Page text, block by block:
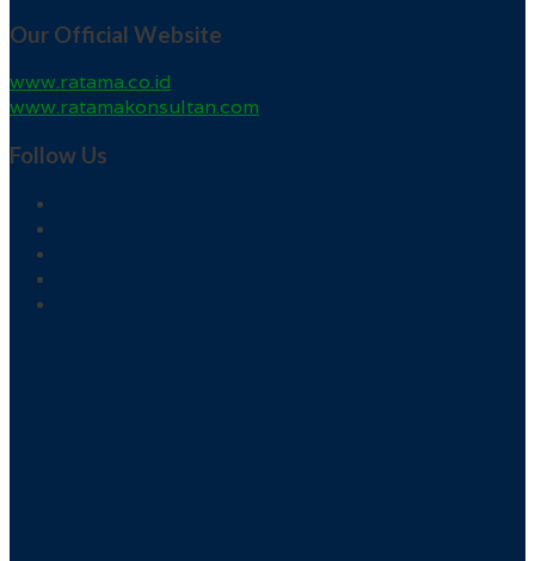
Our Official Website
www.ratama.co.id
www.ratamakonsultan.com
Follow Us